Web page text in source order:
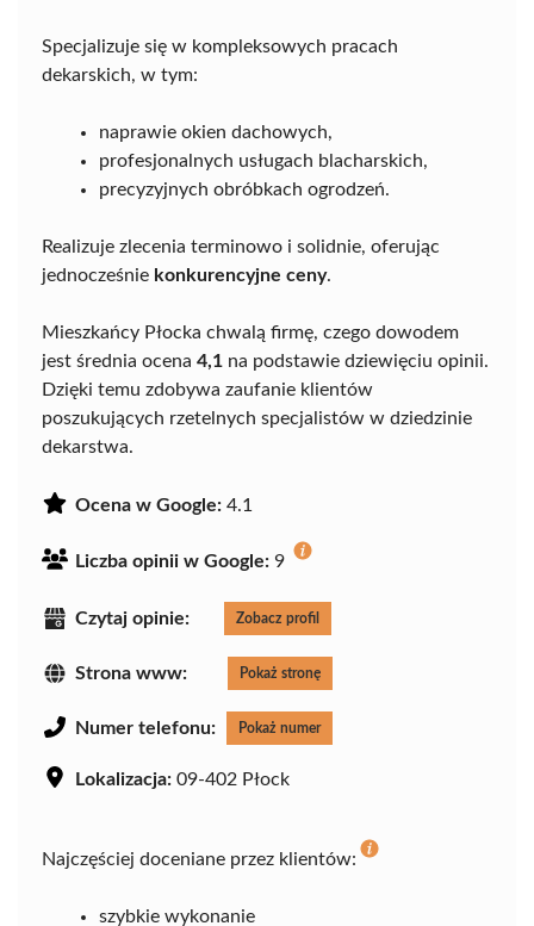
Specjalizuje się w kompleksowych pracach
dekarskich, w tym:
naprawie okien dachowych,
profesjonalnych usługach blacharskich,
precyzyjnych obróbkach ogrodzeń.
Realizuje zlecenia terminowo i solidnie, oferując
jednocześnie konkurencyjne ceny.
Mieszkańcy Płocka chwalą firmę, czego dowodem
jest średnia ocena 4,1 na podstawie dziewięciu opinii.
Dzięki temu zdobywa zaufanie klientów
poszukujących rzetelnych specjalistów w dziedzinie
dekarstwa.
Ocena w Google: 4.1
Liczba opinii w Google: 9
Czytaj opinie: Zobacz profil
Strona www: Pokaż stronę
Numer telefonu: Pokaż numer
Lokalizacja: 09-402 Płock
Najczęściej doceniane przez klientów:
szybkie wykonanie